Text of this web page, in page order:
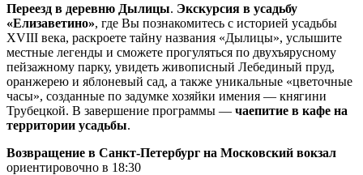
Переезд в деревню Дылицы. Экскурсия в усадьбу
«Елизаветино», где Вы познакомитесь с историей усадьбы
XVIII века, раскроете тайну названия «Дылицы», услышите
местные легенды и сможете прогуляться по двухъярусному
пейзажному парку, увидеть живописный Лебединый пруд,
оранжерею и яблоневый сад, а также уникальные «цветочные
часы», созданные по задумке хозяйки имения — княгини
Трубецкой. В завершение программы — чаепитие в кафе на
территории усадьбы.
Возвращение в Санкт-Петербург на Московский вокзал
ориентировочно в 18:30